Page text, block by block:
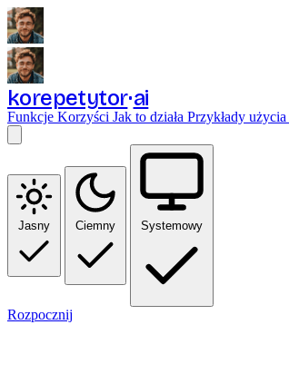
korepetytor ai
Funkcje Korzyści Jak to działa Przykłady użycia
Jasny Ciemny Systemowy
Rozpocznij